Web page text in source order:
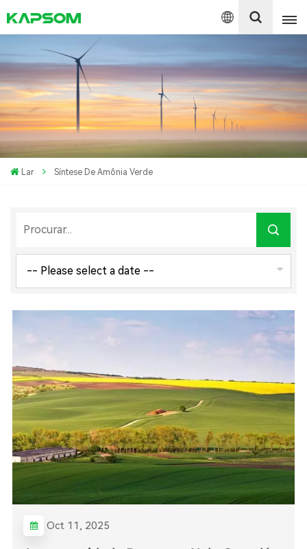
English
Español
Polski
Lar Síntese De Amônia Verde
Oct 11, 2025